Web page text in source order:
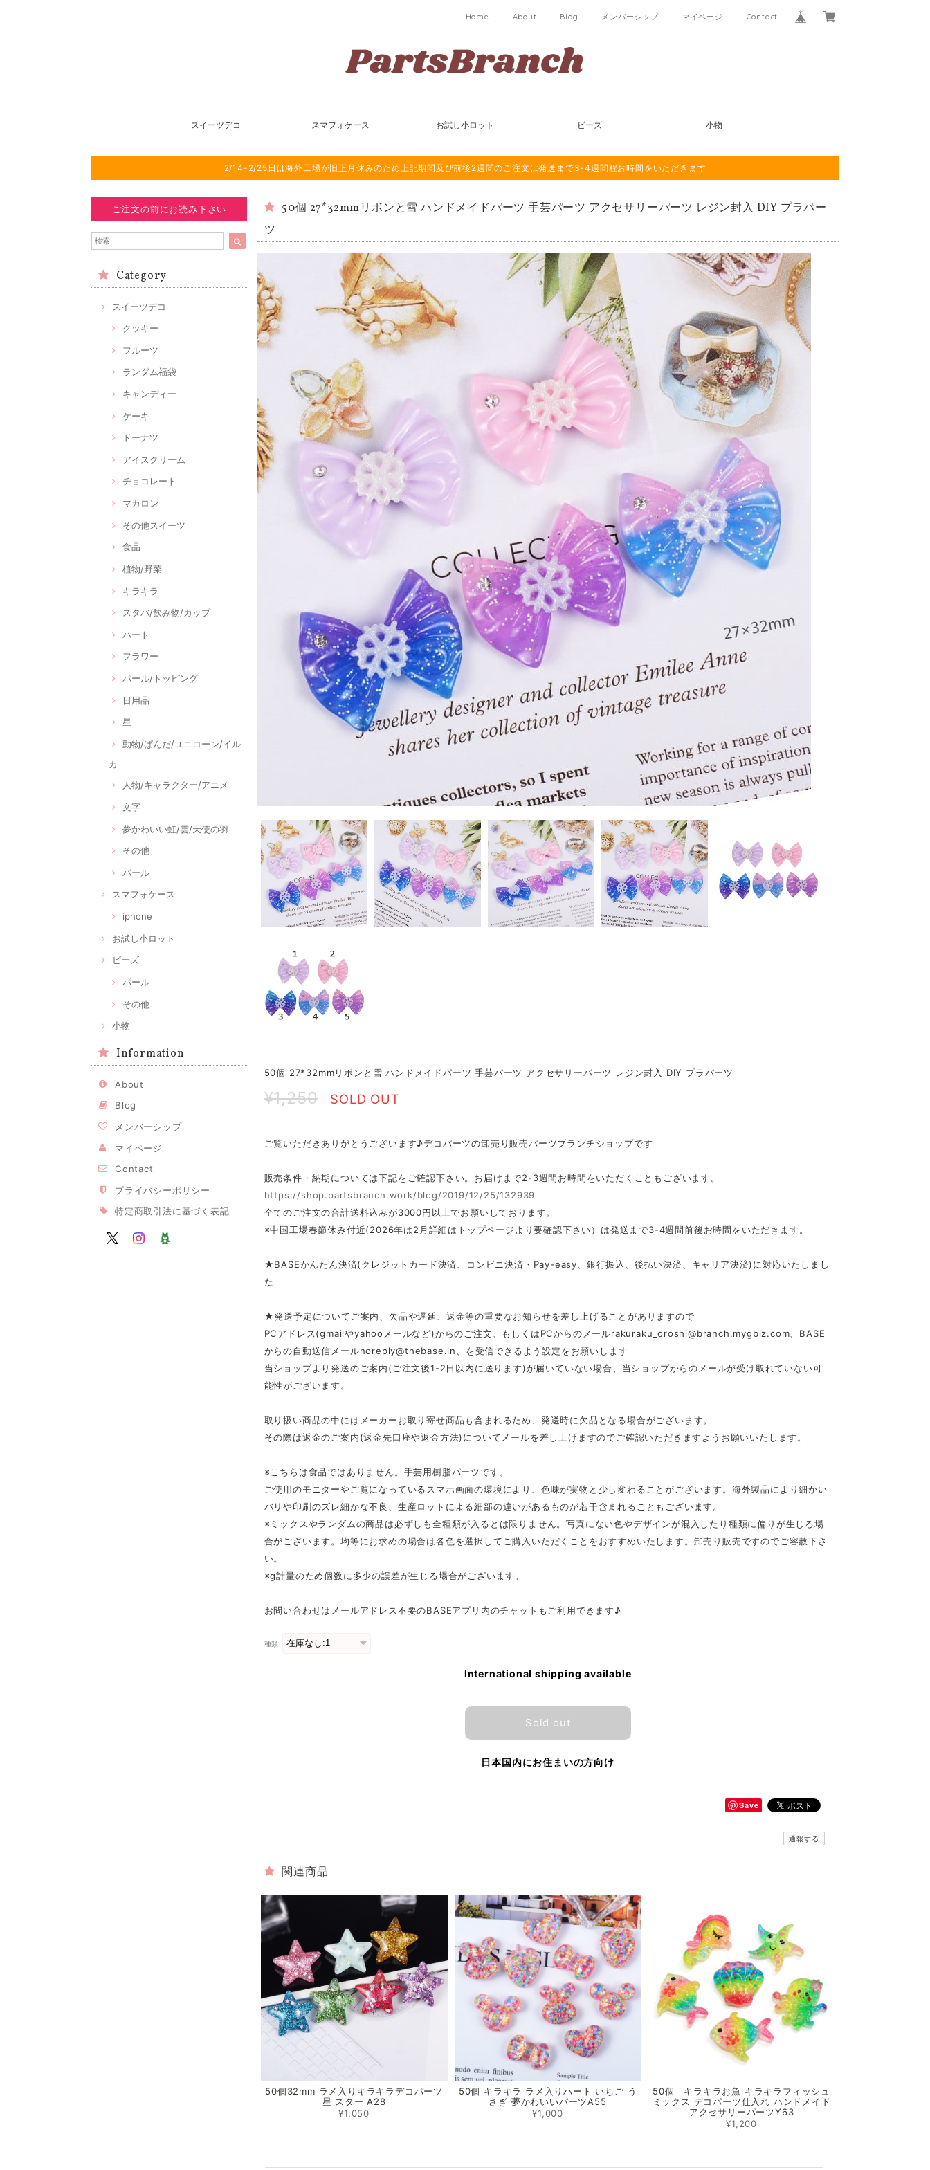
Home About Blog メンバーシップ マイページ Contact
スイーツデコ スマフォケース お試し小ロット ビーズ 小物
2/14-2/25日は海外工場が旧正月休みのため上記期間及び前後2週間のご注文は発送まで3-4週間程お時間をいただきます
ご注文の前にお読み下さい
Category
スイーツデコ
クッキー
フルーツ
ランダム福袋
キャンディー
ケーキ
ドーナツ
アイスクリーム
チョコレート
マカロン
その他スイーツ
食品
植物/野菜
キラキラ
スタバ/飲み物/カップ
ハート
フラワー
パール/トッピング
日用品
星
動物/ぱんだ/ユニコーン/イル
カ
人物/キャラクター/アニメ
文字
夢かわいい虹/雲/天使の羽
その他
パール
スマフォケース
iphone
お試し小ロット
ビーズ
パール
その他
小物
Information
About
Blog
メンバーシップ
マイページ
Contact
プライバシーポリシー
特定商取引法に基づく表記
50個 27*32mmリボンと雪 ハンドメイドパーツ 手芸パーツ アクセサリーパーツ レジン封入 DIY プラパー
ツ
50個 27*32mmリボンと雪 ハンドメイドパーツ 手芸パーツ アクセサリーパーツ レジン封入 DIY プラパーツ
¥1,250 SOLD OUT
ご覧いただきありがとうございます♪デコパーツの卸売り販売パーツブランチショップです
販売条件・納期については下記をご確認下さい。お届けまで2-3週間お時間をいただくこともございます。
https://shop.partsbranch.work/blog/2019/12/25/132939
全てのご注文の合計送料込みが3000円以上でお願いしております。
※中国工場春節休み付近(2026年は2月詳細はトップページより要確認下さい）は発送まで3-4週間前後お時間をいただきます。
★BASEかんたん決済(クレジットカード決済、コンビニ決済・Pay-easy、銀行振込、後払い決済、キャリア決済)に対応いたしまし
た
★発送予定についてご案内、欠品や遅延、返金等の重要なお知らせを差し上げることがありますので
PCアドレス(gmailやyahooメールなど)からのご注文、もしくはPCからのメールrakuraku_oroshi@branch.mygbiz.com 、BASE
からの自動送信メールnoreply@thebase.in
、を受信できるよう設定をお願いします
当ショップより発送のご案内(ご注文後1-2日以内に送ります)が届いていない場合、当ショップからのメールが受け取れていない可
能性がございます。
取り扱い商品の中にはメーカーお取り寄せ商品も含まれるため、発送時に欠品となる場合がございます。
その際は返金のご案内(返金先口座や返金方法)についてメールを差し上げますのでご確認いただきますようお願いいたします。
※こちらは食品ではありません。手芸用樹脂パーツです。
ご使用のモニターやご覧になっているスマホ画面の環境により、色味が実物と少し変わることがございます。海外製品により細かい
バリや印刷のズレ細かな不良、生産ロットによる細部の違いがあるものが若干含まれることもございます。
※ミックスやランダムの商品は必ずしも全種類が入るとは限りません。写真にない色やデザインが混入したり種類に偏りが生じる場
合がございます。均等にお求めの場合は各色を選択してご購入いただくことをおすすめいたします。卸売り販売ですのでご容赦下さ
い。
※g計量のため個数に多少の誤差が生じる場合がございます。
お問い合わせはメールアドレス不要のBASEアプリ内のチャットもご利用できます♪
種類
International shipping available
Sold out
日本国内にお住まいの方向け
Save
通報する
関連商品
50個32mm ラメ入りキラキラデコパーツ
星 スター A28
¥1,050
50個 キラキラ ラメ入りハート いちご う
さぎ 夢かわいいパーツA55
¥1,000
50個 キラキラお魚 キラキラフィッシュ
ミックス デコパーツ仕入れ ハンドメイド
アクセサリーパーツY63
¥1,200